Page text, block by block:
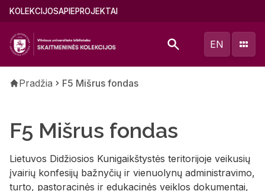
Pereiti
pagrindinį
turinį
Main
(lithuanian)
KOLEKCIJOSAPIEPROJEKTAI
EN
Kelias
Pradžia F5 Mišrus fondas
F5 Mišrus fondas
Lietuvos Didžiosios Kunigaikštystės teritorijoje veikusių
įvairių konfesijų bažnyčių ir vienuolynų administravimo,
turto, pastoracinės ir edukacinės veiklos dokumentai,